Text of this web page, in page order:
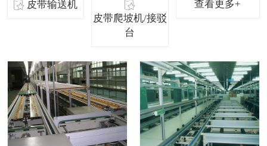
皮带输送机
皮带爬坡机/接驳
台
查看更多+